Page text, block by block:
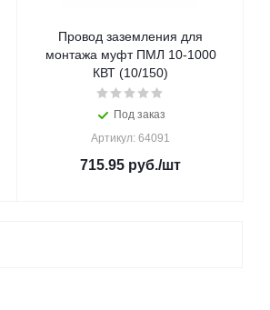
Провод заземления для
монтажа муфт ПМЛ 10-1000
КВТ (10/150)
Под заказ
Артикул: 64091
715.95 руб./шт